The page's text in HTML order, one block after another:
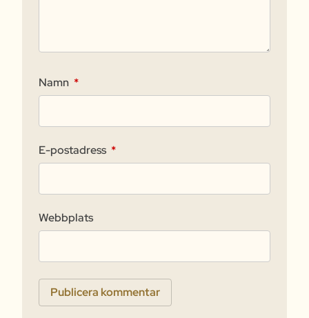
Namn *
E-postadress *
Webbplats